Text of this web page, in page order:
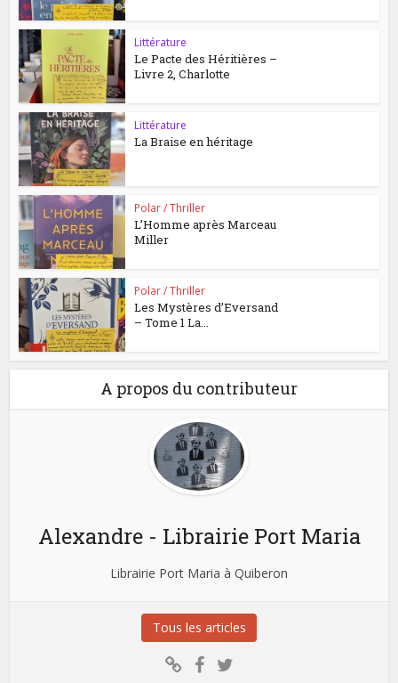
Littérature
Le Pacte des Héritières –
Livre 2, Charlotte
Littérature
La Braise en héritage
Polar / Thriller
L’Homme après Marceau
Miller
Polar / Thriller
Les Mystères d’Eversand
– Tome 1 La...
A propos du contributeur
Alexandre - Librairie Port Maria
Librairie Port Maria à Quiberon
Tous les articles